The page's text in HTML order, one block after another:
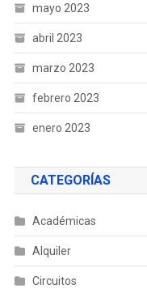
mayo 2023
abril 2023
marzo 2023
febrero 2023
enero 2023
CATEGORÍAS
Académicas
Alquiler
Circuitos